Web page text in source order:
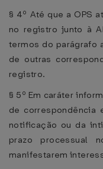
§ 4º Até que a OPS
no registro junto à
termos do parágrafo
de outras
registro.
§ 5º Em caráter
de correspondência
notificação ou da
prazo processual
manifestarem